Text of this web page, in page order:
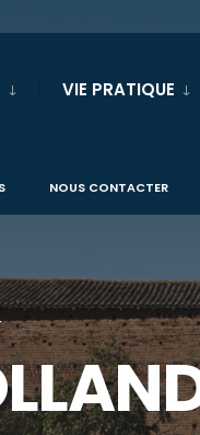
VIE PRATIQUE
NOUS CONTACTER